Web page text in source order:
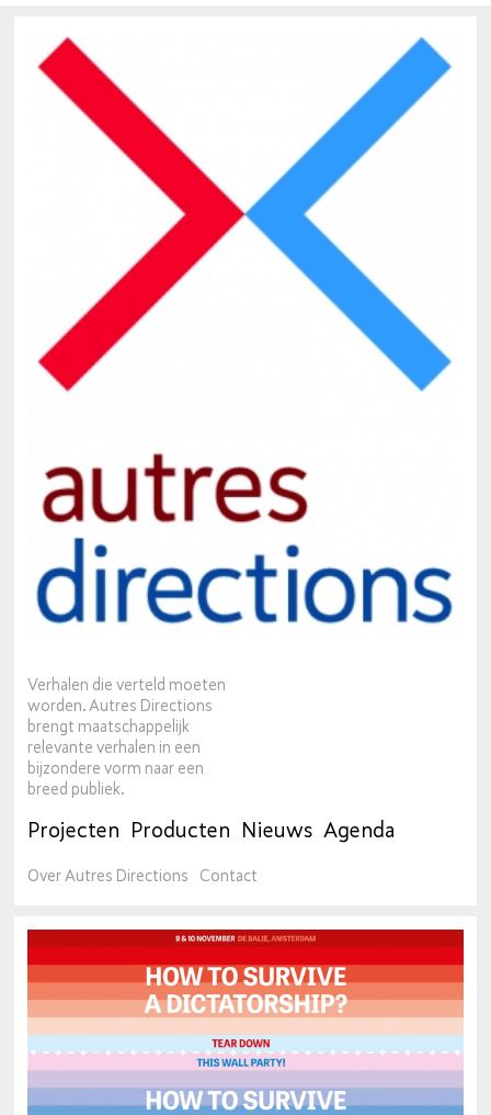
Verhalen die verteld moeten
worden. Autres Directions
brengt maatschappelijk
relevante verhalen in een
bijzondere vorm naar een
breed publiek.
Projecten Producten Nieuws Agenda
Over Autres Directions Contact